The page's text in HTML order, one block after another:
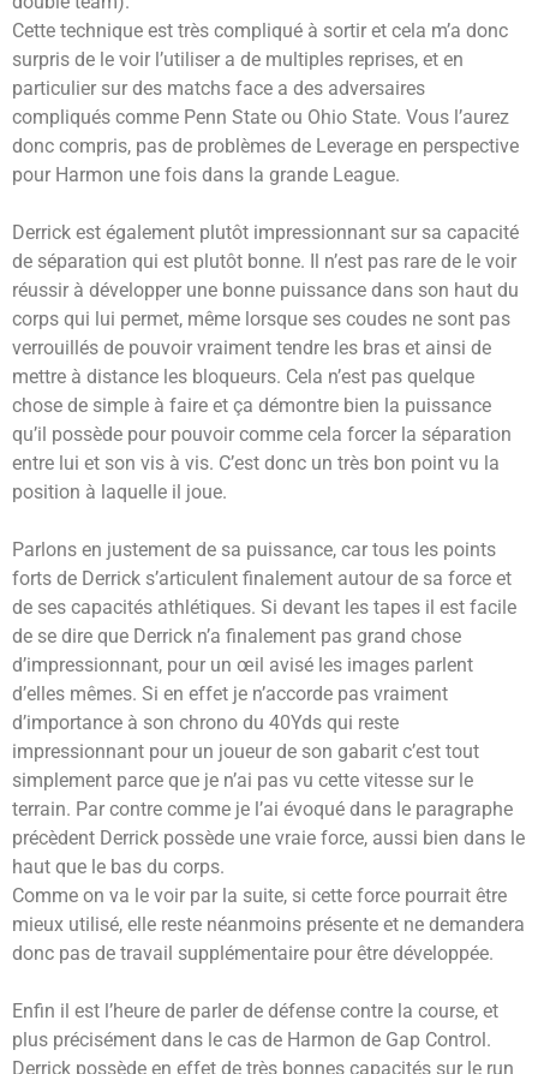
Cette technique est très compliqué à sortir et cela m’a donc
surpris de le voir l’utiliser a de multiples reprises, et en
particulier sur des matchs face a des adversaires
compliqués comme Penn State ou Ohio State. Vous l’aurez
donc compris, pas de problèmes de Leverage en perspective
pour Harmon une fois dans la grande League.
Derrick est également plutôt impressionnant sur sa capacité
de séparation qui est plutôt bonne. Il n’est pas rare de le voir
réussir à développer une bonne puissance dans son haut du
corps qui lui permet, même lorsque ses coudes ne sont pas
verrouillés de pouvoir vraiment tendre les bras et ainsi de
mettre à distance les bloqueurs. Cela n’est pas quelque
chose de simple à faire et ça démontre bien la puissance
qu’il possède pour pouvoir comme cela forcer la séparation
entre lui et son vis à vis. C’est donc un très bon point vu la
position à laquelle il joue.
Parlons en justement de sa puissance, car tous les points
forts de Derrick s’articulent finalement autour de sa force et
de ses capacités athlétiques. Si devant les tapes il est facile
de se dire que Derrick n’a finalement pas grand chose
d’impressionnant, pour un œil avisé les images parlent
d’elles mêmes. Si en effet je n’accorde pas vraiment
d’importance à son chrono du 40Yds qui reste
impressionnant pour un joueur de son gabarit c’est tout
simplement parce que je n’ai pas vu cette vitesse sur le
terrain. Par contre comme je l’ai évoqué dans le paragraphe
précèdent Derrick possède une vraie force, aussi bien dans le
haut que le bas du corps.
Comme on va le voir par la suite, si cette force pourrait être
mieux utilisé, elle reste néanmoins présente et ne demandera
donc pas de travail supplémentaire pour être développée.
Enfin il est l’heure de parler de défense contre la course, et
plus précisément dans le cas de Harmon de Gap Control.
Derrick possède en effet de très bonnes capacités sur le run